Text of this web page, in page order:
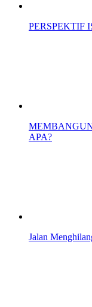
PERSPEKTIF
APA?
Jalan